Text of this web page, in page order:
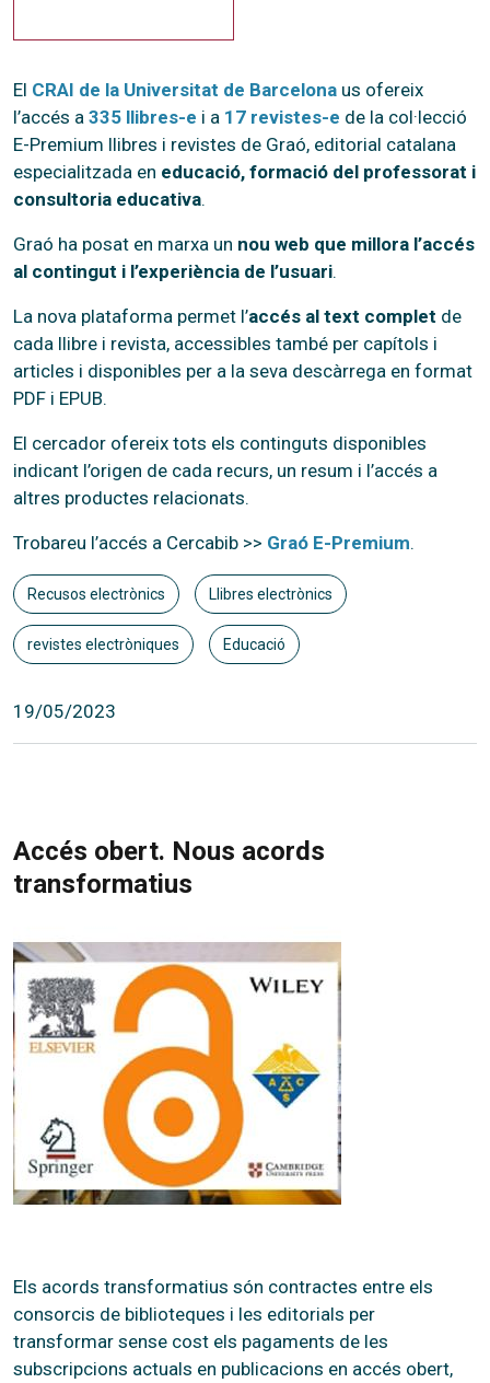
El CRAI de la Universitat de Barcelona us ofereix
l’accés a 335 llibres-e i a 17 revistes-e de la col·lecció
E-Premium llibres i revistes de Graó, editorial catalana
especialitzada en educació, formació del professorat i
consultoria educativa.
Graó ha posat en marxa un nou web que millora l’accés
al contingut i l’experiència de l’usuari.
La nova plataforma permet l’accés al text complet de
cada llibre i revista, accessibles també per capítols i
articles i disponibles per a la seva descàrrega en format
PDF i EPUB.
El cercador ofereix tots els continguts disponibles
indicant l’origen de cada recurs, un resum i l’accés a
altres productes relacionats.
Trobareu l’accés a Cercabib >> Graó E-Premium.
Recusos electrònics Llibres electrònics
revistes electròniques Educació
19/05/2023
Accés obert. Nous acords
transformatius
Els acords transformatius són contractes entre els
consorcis de biblioteques i les editorials per
transformar sense cost els pagaments de les
subscripcions actuals en publicacions en accés obert,